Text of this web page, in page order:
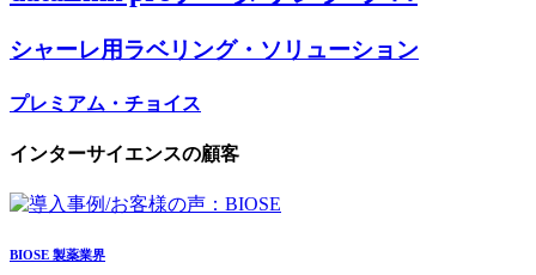
シャーレ用ラベリング・ソリューション
プレミアム・チョイス
インターサイエンスの顧客
BIOSE 製薬業界